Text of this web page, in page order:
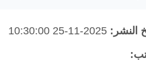
النشر: 2025-11-25 10:30:00